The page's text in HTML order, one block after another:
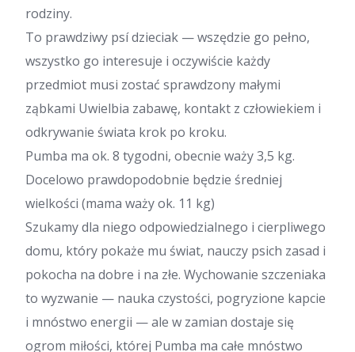
rodziny.
To prawdziwy psí dzieciak — wszędzie go pełno,
wszystko go interesuje i oczywiście każdy
przedmiot musi zostać sprawdzony małymi
ząbkami Uwielbia zabawę, kontakt z człowiekiem i
odkrywanie świata krok po kroku.
Pumba ma ok. 8 tygodni, obecnie waży 3,5 kg.
Docelowo prawdopodobnie będzie średniej
wielkości (mama waży ok. 11 kg)
Szukamy dla niego odpowiedzialnego i cierpliwego
domu, który pokaże mu świat, nauczy psich zasad i
pokocha na dobre i na złe. Wychowanie szczeniaka
to wyzwanie — nauka czystości, pogryzione kapcie
i mnóstwo energii — ale w zamian dostaje się
ogrom miłości, której Pumba ma całe mnóstwo